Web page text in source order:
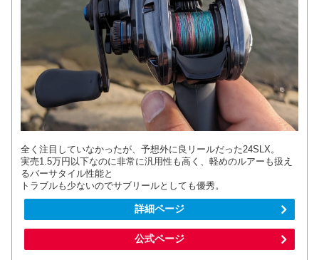
全く注目していなかったが、予想外に良リールだった24SLX。
実売1.5万円以下なのに非常に汎用性も高く、軽めのルアーも扱え
るバーサタイル性能と
トラブルも少ないのでサブリールとしても優秀。
詳細ページ
公式ページ